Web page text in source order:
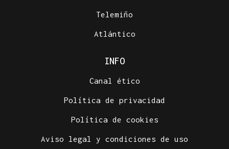
Telemiño
Atlántico
INFO
Canal ético
Política de privacidad
Política de cookies
Aviso legal y condiciones de uso